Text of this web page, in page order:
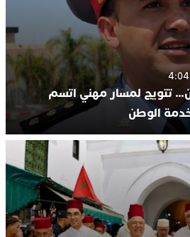
تتويج لمسار مهني اتسم
الوطن